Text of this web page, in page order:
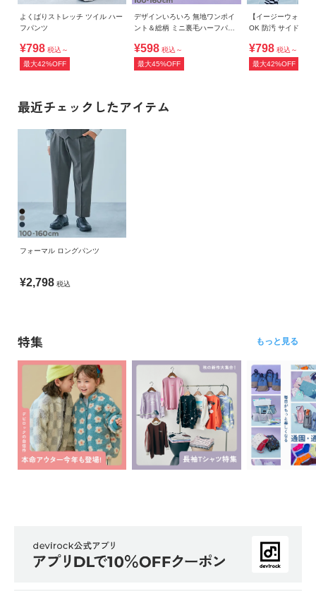
よくばりストレッチ ツイル ハー
フパンツ
¥798 税込～
最大42%OFF
デザインいろいろ 無地ワンポイ
ント＆総柄 ミニ裏毛ハーフパン
¥598 税込～
最大45%OFF
【イージーウォッシ
OK 防汚 サイドポケ
¥798 税込～
最大42%OFF
最近チェックしたアイテム
フォーマル ロングパンツ
¥2,798 税込
特集 もっと見る